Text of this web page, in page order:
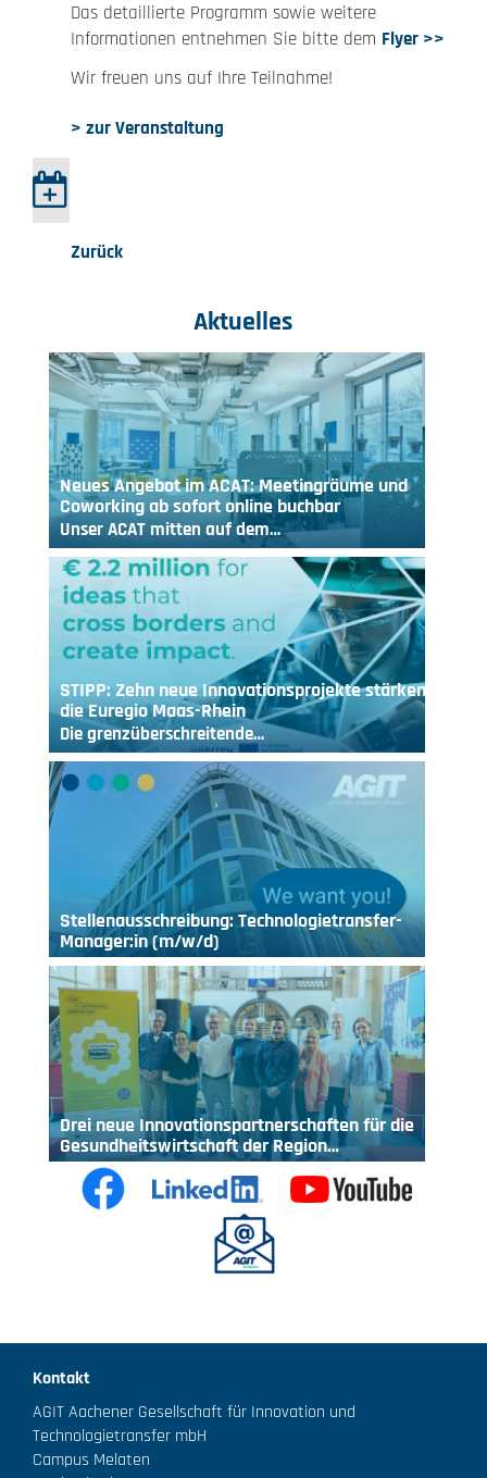
Das detaillierte Programm sowie weitere
Informationen entnehmen Sie bitte dem Flyer >>
Wir freuen uns auf Ihre Teilnahme!
> zur Veranstaltung
Zurück
Aktuelles
Neues Angebot im ACAT: Meetingräume und
Coworking ab sofort online buchbar
Unser ACAT mitten auf dem…
STIPP: Zehn neue Innovationsprojekte stärken
die Euregio Maas-Rhein
Die grenzüberschreitende…
Stellenausschreibung: Technologietransfer-
Manager:in (m/w/d)
Drei neue Innovationspartnerschaften für die
Gesundheitswirtschaft der Region…
Kontakt
AGIT Aachener Gesellschaft für Innovation und
Technologietransfer mbH
Campus Melaten